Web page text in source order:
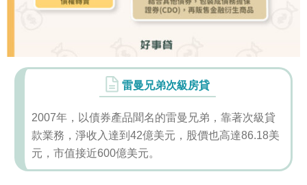
雷曼兄弟次級房貸
2007年，以債券產品聞名的雷曼兄弟，靠著次級貸
款業務，淨收入達到42億美元，股價也高達86.18美
元，市值接近600億美元。